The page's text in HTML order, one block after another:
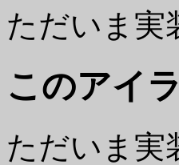
ただいま実
このアイ
ただいま実